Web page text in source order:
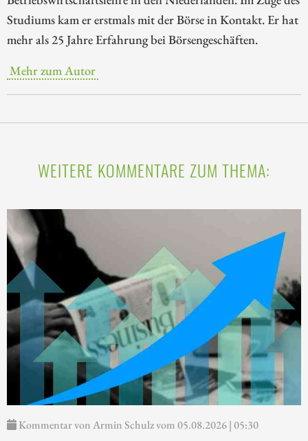
Studiums kam er erstmals mit der Börse in Kontakt. Er hat
mehr als 25 Jahre Erfahrung bei Börsengeschäften.
Mehr zum Autor
WEITERE KOMMENTARE ZUM THEMA:
Kommentar von Armin Schulz vom 05.08.2026 | 05:30